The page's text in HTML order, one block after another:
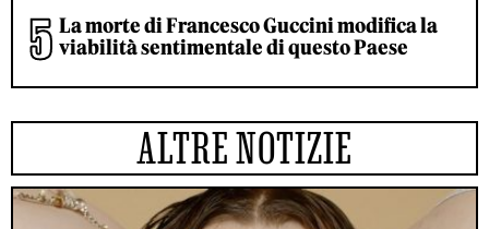
La morte di Francesco Guccini modifica la
viabilità sentimentale di questo Paese
ALTRE NOTIZIE